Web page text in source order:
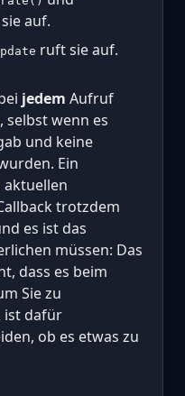
auf.
ruft sie auf.
jedem Aufruf
selbst wenn es
und keine
Ein
trotzdem
es ist das
müssen: Das
dass es beim
Sie zu
ist dafür
ob es etwas zu